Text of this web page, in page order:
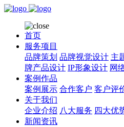
首页
服务项目
品牌策划 品牌视觉设计 主
牌产品设计 IP形象设计 网
案例作品
案例展示 合作客户 客户评
关于我们
企业介绍 八大服务 四大优
新闻资讯